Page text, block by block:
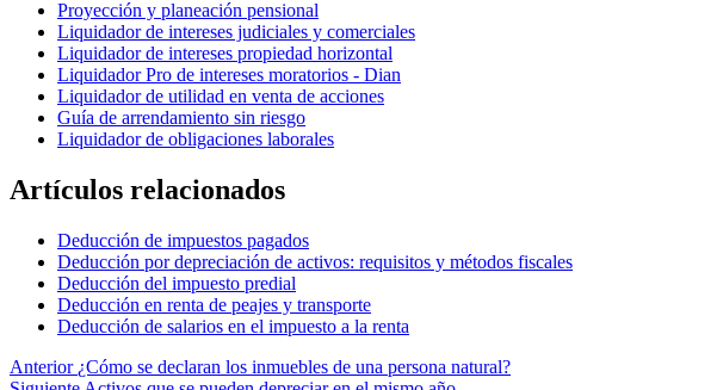
Proyección y planeación pensional
Liquidador de intereses judiciales y comerciales
Liquidador de intereses propiedad horizontal
Liquidador Pro de intereses moratorios - Dian
Liquidador de utilidad en venta de acciones
Guía de arrendamiento sin riesgo
Liquidador de obligaciones laborales
Artículos relacionados
Deducción de impuestos pagados
Deducción por depreciación de activos: requisitos y métodos fiscales
Deducción del impuesto predial
Deducción en renta de peajes y transporte
Deducción de salarios en el impuesto a la renta
Anterior ¿Cómo se declaran los inmuebles de una persona natural?